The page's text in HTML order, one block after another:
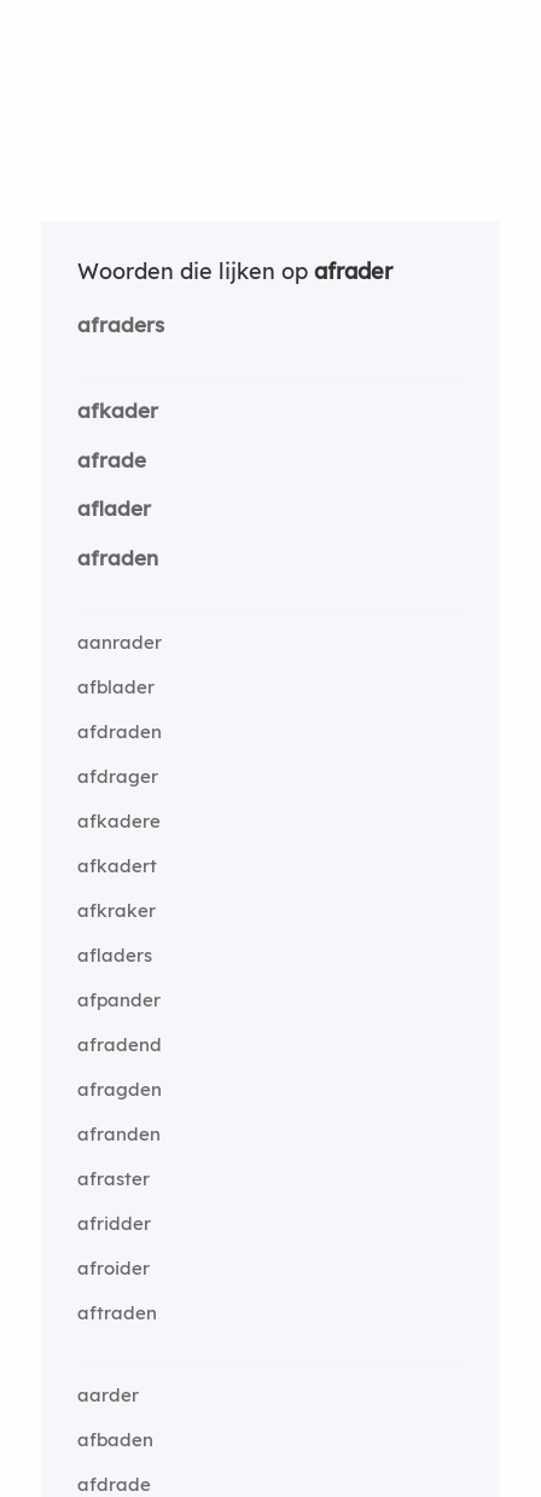
Woorden die lijken op afrader
afraders
afkader
afrade
aflader
afraden
aanrader
afblader
afdraden
afdrager
afkadere
afkadert
afkraker
afladers
afpander
afradend
afragden
afranden
afraster
afridder
afroider
aftraden
aarder
afbaden
afdrade